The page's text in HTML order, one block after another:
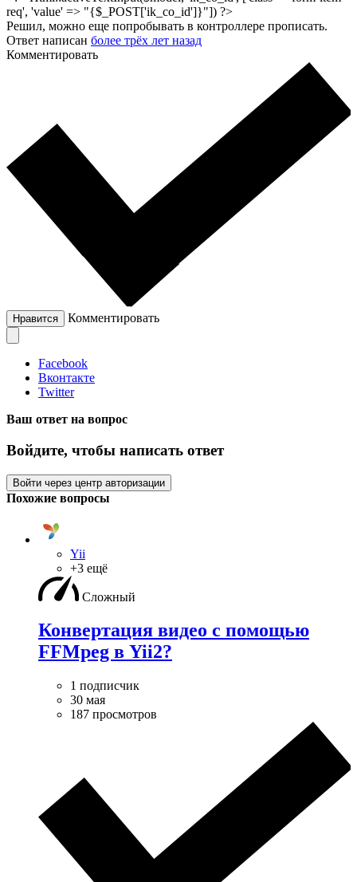
req', 'value' => "{$_POST['ik_co_id']}"]) ?>
Решил, можно еще попробывать в контроллере прописать.
Ответ написан более трёх лет назад
Комментировать
Нравится Комментировать
Facebook
Вконтакте
Twitter
Ваш ответ на вопрос
Войдите, чтобы написать ответ
Войти через центр авторизации
Похожие вопросы
Yii
+3 ещё
Сложный
Конвертация видео с помощью
FFMpeg в Yii2?
1 подписчик
30 мая
187 просмотров